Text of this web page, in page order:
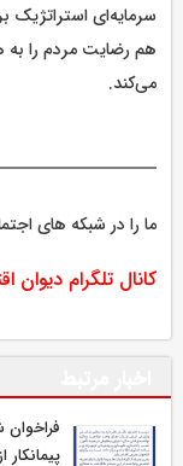
سرمایه‌ای استراتژیک
هم رضایت مردم را به
می‌کند.
ما را در شبکه های
کانال تلگرام دیوان
فراخوان